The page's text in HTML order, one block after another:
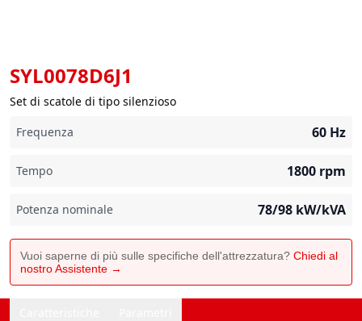
SYL0078D6J1
Set di scatole di tipo silenzioso
Frequenza
60 Hz
Tempo 1800 rpm
Potenza nominale 78/98 kW/kVA
Vuoi saperne di più sulle specifiche dell'attrezzatura? Chiedi al
nostro Assistente →